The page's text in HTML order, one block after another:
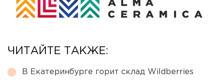
ЧИТАЙТЕ ТАКЖЕ:
В Екатеринбурге горит склад Wildberries